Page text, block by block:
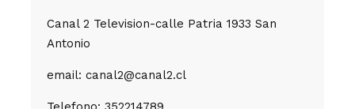
Canal 2 Television-calle Patria 1933 San
Antonio
email: canal2@canal2.cl